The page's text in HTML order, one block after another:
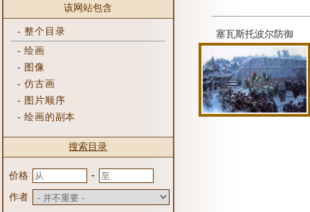
该网站包含
-整个目录
-绘画
- 图像
-仿古画
- 图片顺序
-绘画的副本
搜索目录
价格
-
作者
塞瓦斯托波尔防御